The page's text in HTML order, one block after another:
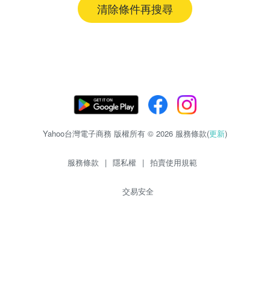
清除條件再搜尋
Yahoo台灣電子商務 版權所有 © 2026 服務條款(更新)
服務條款 | 隱私權 | 拍賣使用規範
交易安全